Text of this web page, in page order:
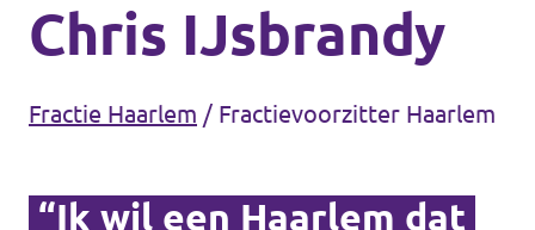
Chris IJsbrandy
Fractie Haarlem / Fractievoorzitter Haarlem
“Ik wil een Haarlem dat